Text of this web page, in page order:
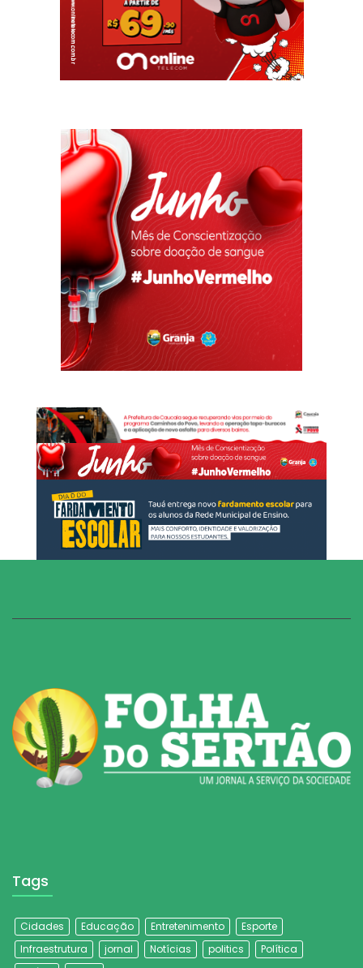
Tags
Cidades Educação Entretenimento
Esporte
Infraestrutura
jornal Notícias politics
Política